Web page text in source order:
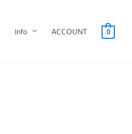
Info ACCOUNT 0